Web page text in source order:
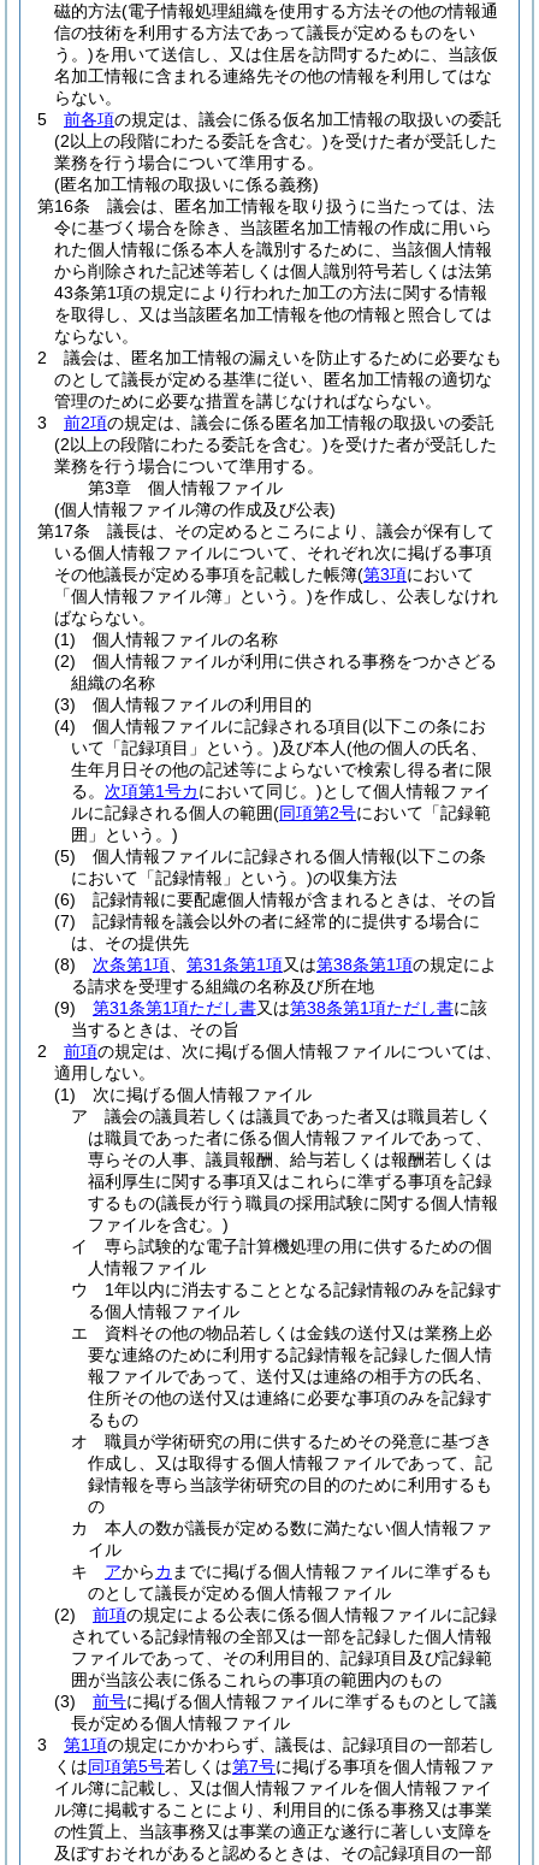
磁的方法(電子情報処理組織を使用する方法その他の情報通
信の技術を利用する方法であって議長が定めるものをい
う。)を用いて送信し、又は住居を訪問するために、当該仮
名加工情報に含まれる連絡先その他の情報を利用してはな
らない。
5
前各項の規定は、議会に係る仮名加工情報の取扱いの委託
(2以上の段階にわたる委託を含む。)を受けた者が受託した
業務を行う場合について準用する。
(匿名加工情報の取扱いに係る義務)
第16条
議会は、匿名加工情報を取り扱うに当たっては、法
令に基づく場合を除き、当該匿名加工情報の作成に用いら
れた個人情報に係る本人を識別するために、当該個人情報
から削除された記述等若しくは個人識別符号若しくは法第
43条第1項の規定により行われた加工の方法に関する情報
を取得し、又は当該匿名加工情報を他の情報と照合しては
ならない。
2
議会は、匿名加工情報の漏えいを防止するために必要なも
のとして議長が定める基準に従い、匿名加工情報の適切な
管理のために必要な措置を講じなければならない。
3
前2項の規定は、議会に係る匿名加工情報の取扱いの委託
(2以上の段階にわたる委託を含む。)を受けた者が受託した
業務を行う場合について準用する。
第3章
個人情報ファイル
(個人情報ファイル簿の作成及び公表)
第17条
議長は、その定めるところにより、議会が保有して
いる個人情報ファイルについて、それぞれ次に掲げる事項
その他議長が定める事項を記載した帳簿(第3項において
「個人情報ファイル簿」という。)を作成し、公表しなけれ
ばならない。
(1)
個人情報ファイルの名称
(2)
個人情報ファイルが利用に供される事務をつかさどる
組織の名称
(3)
個人情報ファイルの利用目的
(4)
個人情報ファイルに記録される項目(以下この条にお
いて「記録項目」という。)及び本人(他の個人の氏名、
生年月日その他の記述等によらないで検索し得る者に限
る。 次項第1号カにおいて同じ。)として個人情報ファイ
ルに記録される個人の範囲(同項第2号において「記録範
囲」という。)
(5)
個人情報ファイルに記録される個人情報(以下この条
において「記録情報」という。)の収集方法
(6)
記録情報に要配慮個人情報が含まれるときは、その旨
(7)
記録情報を議会以外の者に経常的に提供する場合に
は、その提供先
(8)
次条第1項 第31条第1項又は第38条第1項の規定によ
る請求を受理する組織の名称及び所在地
(9)
第31条第1項ただし書又は第38条第1項ただし書に該
当するときは、その旨
2
前項の規定は、次に掲げる個人情報ファイルについては、
適用しない。
(1)
次に掲げる個人情報ファイル
ア
議会の議員若しくは議員であった者又は職員若しく
は職員であった者に係る個人情報ファイルであって、
専らその人事、議員報酬、給与若しくは報酬若しくは
福利厚生に関する事項又はこれらに準ずる事項を記録
するもの(議長が行う職員の採用試験に関する個人情報
ファイルを含む。)
イ
専ら試験的な電子計算機処理の用に供するための個
人情報ファイル
ウ
1年以内に消去することとなる記録情報のみを記録す
る個人情報ファイル
エ
資料その他の物品若しくは金銭の送付又は業務上必
要な連絡のために利用する記録情報を記録した個人情
報ファイルであって、送付又は連絡の相手方の氏名、
住所その他の送付又は連絡に必要な事項のみを記録す
るもの
オ
職員が学術研究の用に供するためその発意に基づき
作成し、又は取得する個人情報ファイルであって、記
録情報を専ら当該学術研究の目的のために利用するも
の
カ
本人の数が議長が定める数に満たない個人情報ファ
イル
キ
アからカ までに掲げる個人情報ファイルに準ずるも
のとして議長が定める個人情報ファイル
(2)
前項の規定による公表に係る個人情報ファイルに記録
されている記録情報の全部又は一部を記録した個人情報
ファイルであって、その利用目的、記録項目及び記録範
囲が当該公表に係るこれらの事項の範囲内のもの
(3)
前号に掲げる個人情報ファイルに準ずるものとして議
長が定める個人情報ファイル
3
第1項の規定にかかわらず、議長は、記録項目の一部若し
くは同項第5号若しくは第7号に掲げる事項を個人情報ファ
イル簿に記載し、又は個人情報ファイルを個人情報ファイ
ル簿に掲載することにより、利用目的に係る事務又は事業
の性質上、当該事務又は事業の適正な遂行に著しい支障を
及ぼすおそれがあると認めるときは、その記録項目の一部